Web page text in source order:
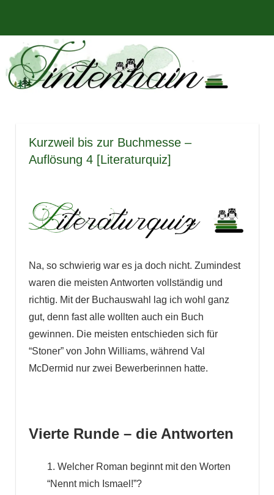
springen
Tintenhain
–
Der
Rezensionen
und
mehr
Kurzweil bis zur Buchmesse –
Auflösung 4 [Literaturquiz]
Na, so schwierig war es ja doch nicht. Zumindest
waren die meisten Antworten vollständig und
richtig. Mit der Buchauswahl lag ich wohl ganz
gut, denn fast alle wollten auch ein Buch
gewinnen. Die meisten entschieden sich für
“Stoner” von John Williams, während Val
McDermid nur zwei Bewerberinnen hatte.
Vierte Runde – die Antworten
1. Welcher Roman beginnt mit den Worten
“Nennt mich Ismael!”?